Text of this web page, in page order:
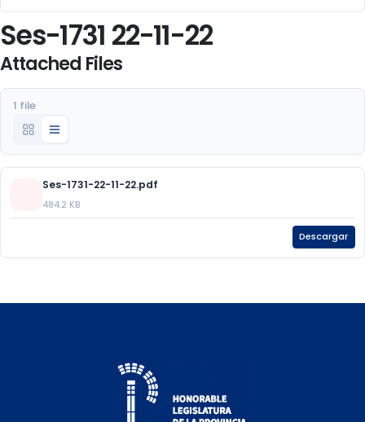
Ses-1731 22-11-22
Attached Files
1 file
Ses-1731-22-11-22.pdf
484.2 KB
Descargar